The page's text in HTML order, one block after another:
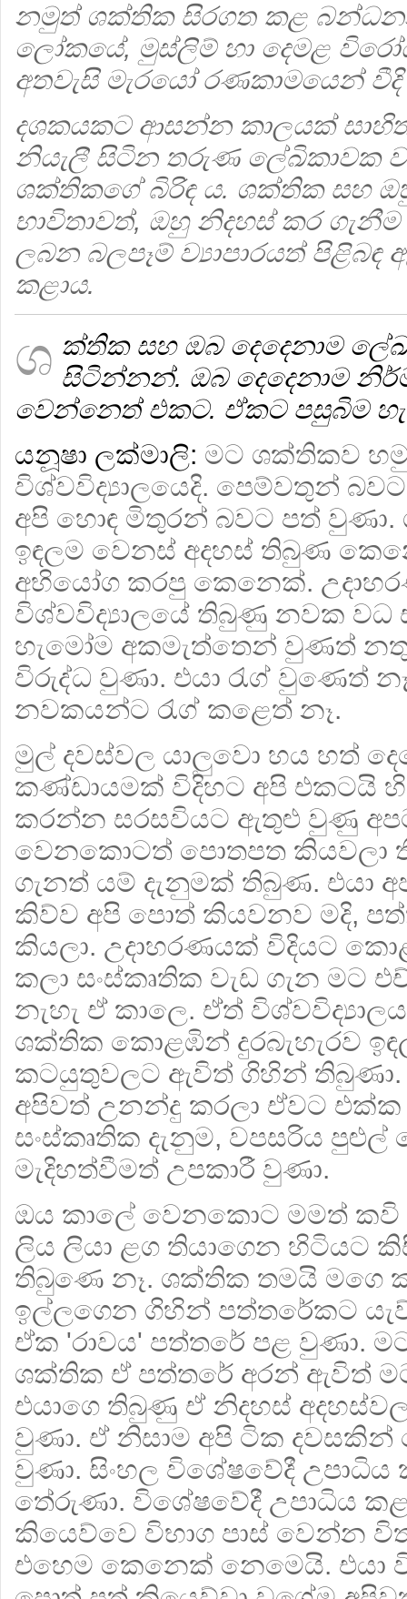
නමුත් ශක්තික සිරගත කළ
ලෝකයේ, මුස්ලිම් හා දෙමළ
අතවැසි මැරයෝ රණකාමයෙන්
දශකයකට ආසන්න කාලයක්
නියැලී සිටින තරුණ ලේඛිකාවක
ශක්තිකගේ බිරිඳ ය. ශක්තික සහ
භාවිතාවත්, ඔහු නිදහස් කර
ලබන බලපෑම් ව්‍යාපාරයත් පිළිබඳ
කළාය.
ශ ක්තික සහ ඔබ දෙදෙනාම
සිටින්නන්. ඔබ දෙදෙනාම
වෙන්නෙත් එකට. ඒකට පසුබිම
යනූෂා ලක්මාලි: මට ශක්තිකව
විශ්වවිද්‍යාලයෙදි. පෙම්වතුන්
අපි හොඳ මිතුරන් බවට පත්
ඉඳලම වෙනස් අදහස් තිබුණ
අභියෝග කරපු කෙනෙක්.
විශ්වවිද්‍යාලයේ තිබුණු නවක වධ
හැමෝම අකමැත්තෙන් වුණත් නතු
විරුද්ධ වුණා. එයා රැග් වුණෙත්
නවකයන්ට රැග් කළෙත් නෑ.
මුල් දවස්වල යාලුවො හය හත්
කණ්ඩායමක් විදිහට අපි එකටයි
කරන්න සරසවියට ඇතුළු වුණු
වෙනකොටත් පොතපත කියවලා
ගැනත් යම් දැනුමක් තිබුණ. එයා
කිව්ව අපි පොත් කියවනව මදි,
කියලා. උදාහරණයක් විදියට
කලා සංස්කෘතික වැඩ ගැන මට
නැහැ ඒ කාලෙ. ඒත්
ශක්තික කොළඹින් දුරබැහැරව
කටයුතුවලට ඇවිත් ගිහින් තිබුණා.
අපිවත් උනන්දු කරලා ඒවට එක්ක
සංස්කෘතික දැනුම, වපසරිය
මැදිහත්වීමත් උපකාරී වුණා.
ඔය කාලේ වෙනකොට මමත් කවි
ලිය ලියා ළග තියාගෙන හිටියට
තිබුණෙ නෑ. ශක්තික තමයි මගෙ
ඉල්ලගෙන ගිහින් පත්තරේකට
ඒක 'රාවය' පත්තරේ පළ වුණා.
ශක්තික ඒ පත්තරේ අරන් ඇවිත්
එයාගෙ තිබුණු ඒ නිදහස්
වුණා. ඒ නිසාම අපි ටික
වුණා. සිංහල විශේෂවේදී
තේරුණා. විශේෂවේදී උපාධිය
කියෙව්වෙ විභාග පාස් වෙන්න
එහෙම කෙනෙක් නෙමෙයි. එයා